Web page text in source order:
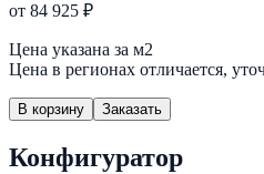
от 84 925 ₽
Цена указана за м2
Цена в регионах отличается,
В корзину Заказать
Конфигуратор